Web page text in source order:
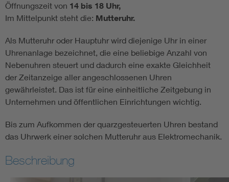
Öffnungszeit von 14 bis 18 Uhr,
Im Mittelpunkt steht die: Mutteruhr.
Als Mutteruhr oder Hauptuhr wird diejenige Uhr in einer
Uhrenanlage bezeichnet, die eine beliebige Anzahl von
Nebenuhren steuert und dadurch eine exakte Gleichheit
der Zeitanzeige aller angeschlossenen Uhren
gewährleistet. Das ist für eine einheitliche Zeitgebung in
Unternehmen und öffentlichen Einrichtungen wichtig.
Bis zum Aufkommen der quarzgesteuerten Uhren bestand
das Uhrwerk einer solchen Mutteruhr aus Elektromechanik.
Beschreibung